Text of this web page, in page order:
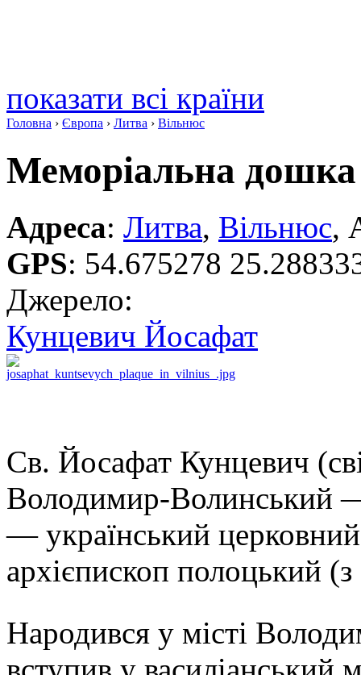
показати всі країни
Головна › Європа › Литва › Вільнюс
Меморіальна
Адреса: Литва, Вільнюс,
GPS: 54.675278
Джерело:
Кунцевич Йосафат
Св. Йосафат Кунцевич
Володимир-Волинський
— український
архієпископ полоцький
Народився у місті